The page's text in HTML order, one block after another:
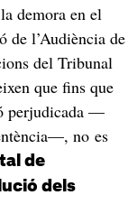
demora en el
de l’Audiència de
del Tribunal
que fins que
perjudicada —
no es
de
dels